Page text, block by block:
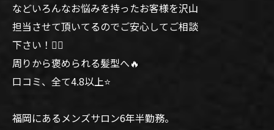
などいろんなお悩みを持ったお客様を沢山
担当させて頂いてるのでご安心してご相談
下さい！🙆‍♂️
周りから褒められる髪型へ🔥
口コミ、全て4.8以上⭐️
福岡にあるメンズサロン6年半勤務。